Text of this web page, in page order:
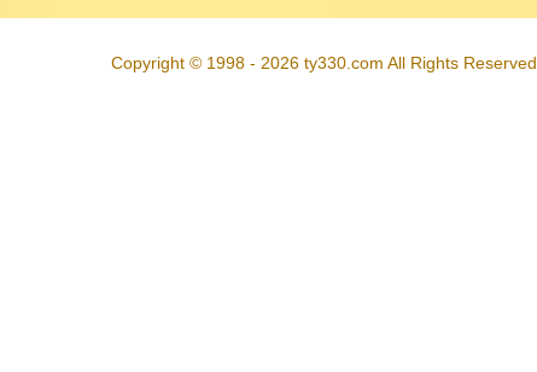
Copyright © 1998 - 2026 ty330.com All Rights Reserved